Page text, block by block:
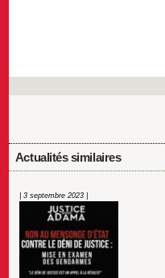
Actualités similaires
| 3 septembre 2023 |